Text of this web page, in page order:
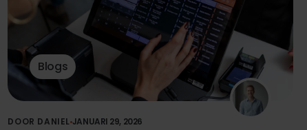
Blogs
DOOR DANIEL JANUARI 29, 2026